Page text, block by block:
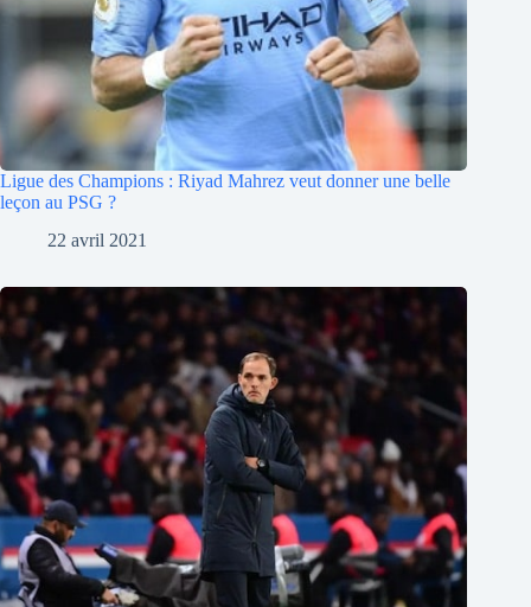
Ligue des Champions : Riyad Mahrez veut donner une belle
leçon au PSG ?
22 avril 2021